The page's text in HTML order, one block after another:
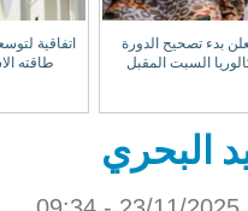
اتفاقية لتوسعة مستشفى الصداقة
طاقته الاستيعابية إلى 200 سرير
نقابة المهن